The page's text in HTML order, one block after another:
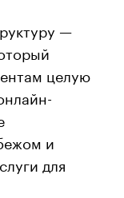
—
целую
и
для